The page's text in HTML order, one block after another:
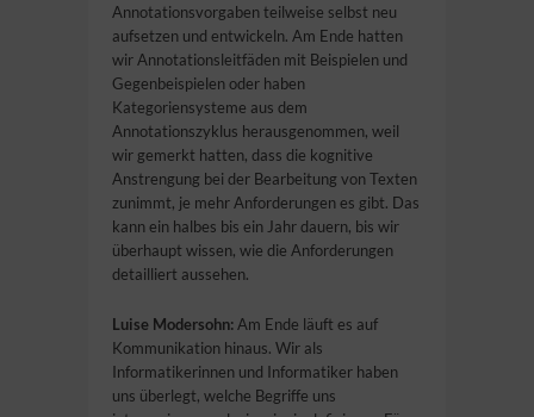
Annotationsvorgaben teilweise selbst neu
aufsetzen und entwickeln. Am Ende hatten
wir Annotationsleitfäden mit Beispielen und
Gegenbeispielen oder haben
Kategoriensysteme aus dem
Annotationszyklus herausgenommen, weil
wir gemerkt hatten, dass die kognitive
Anstrengung bei der Bearbeitung von Texten
zunimmt, je mehr Anforderungen es gibt. Das
kann ein halbes bis ein Jahr dauern, bis wir
überhaupt wissen, wie die Anforderungen
detailliert aussehen.
Luise Modersohn: Am Ende läuft es auf
Kommunikation hinaus. Wir als
Informatikerinnen und Informatiker haben
uns überlegt, welche Begriffe uns